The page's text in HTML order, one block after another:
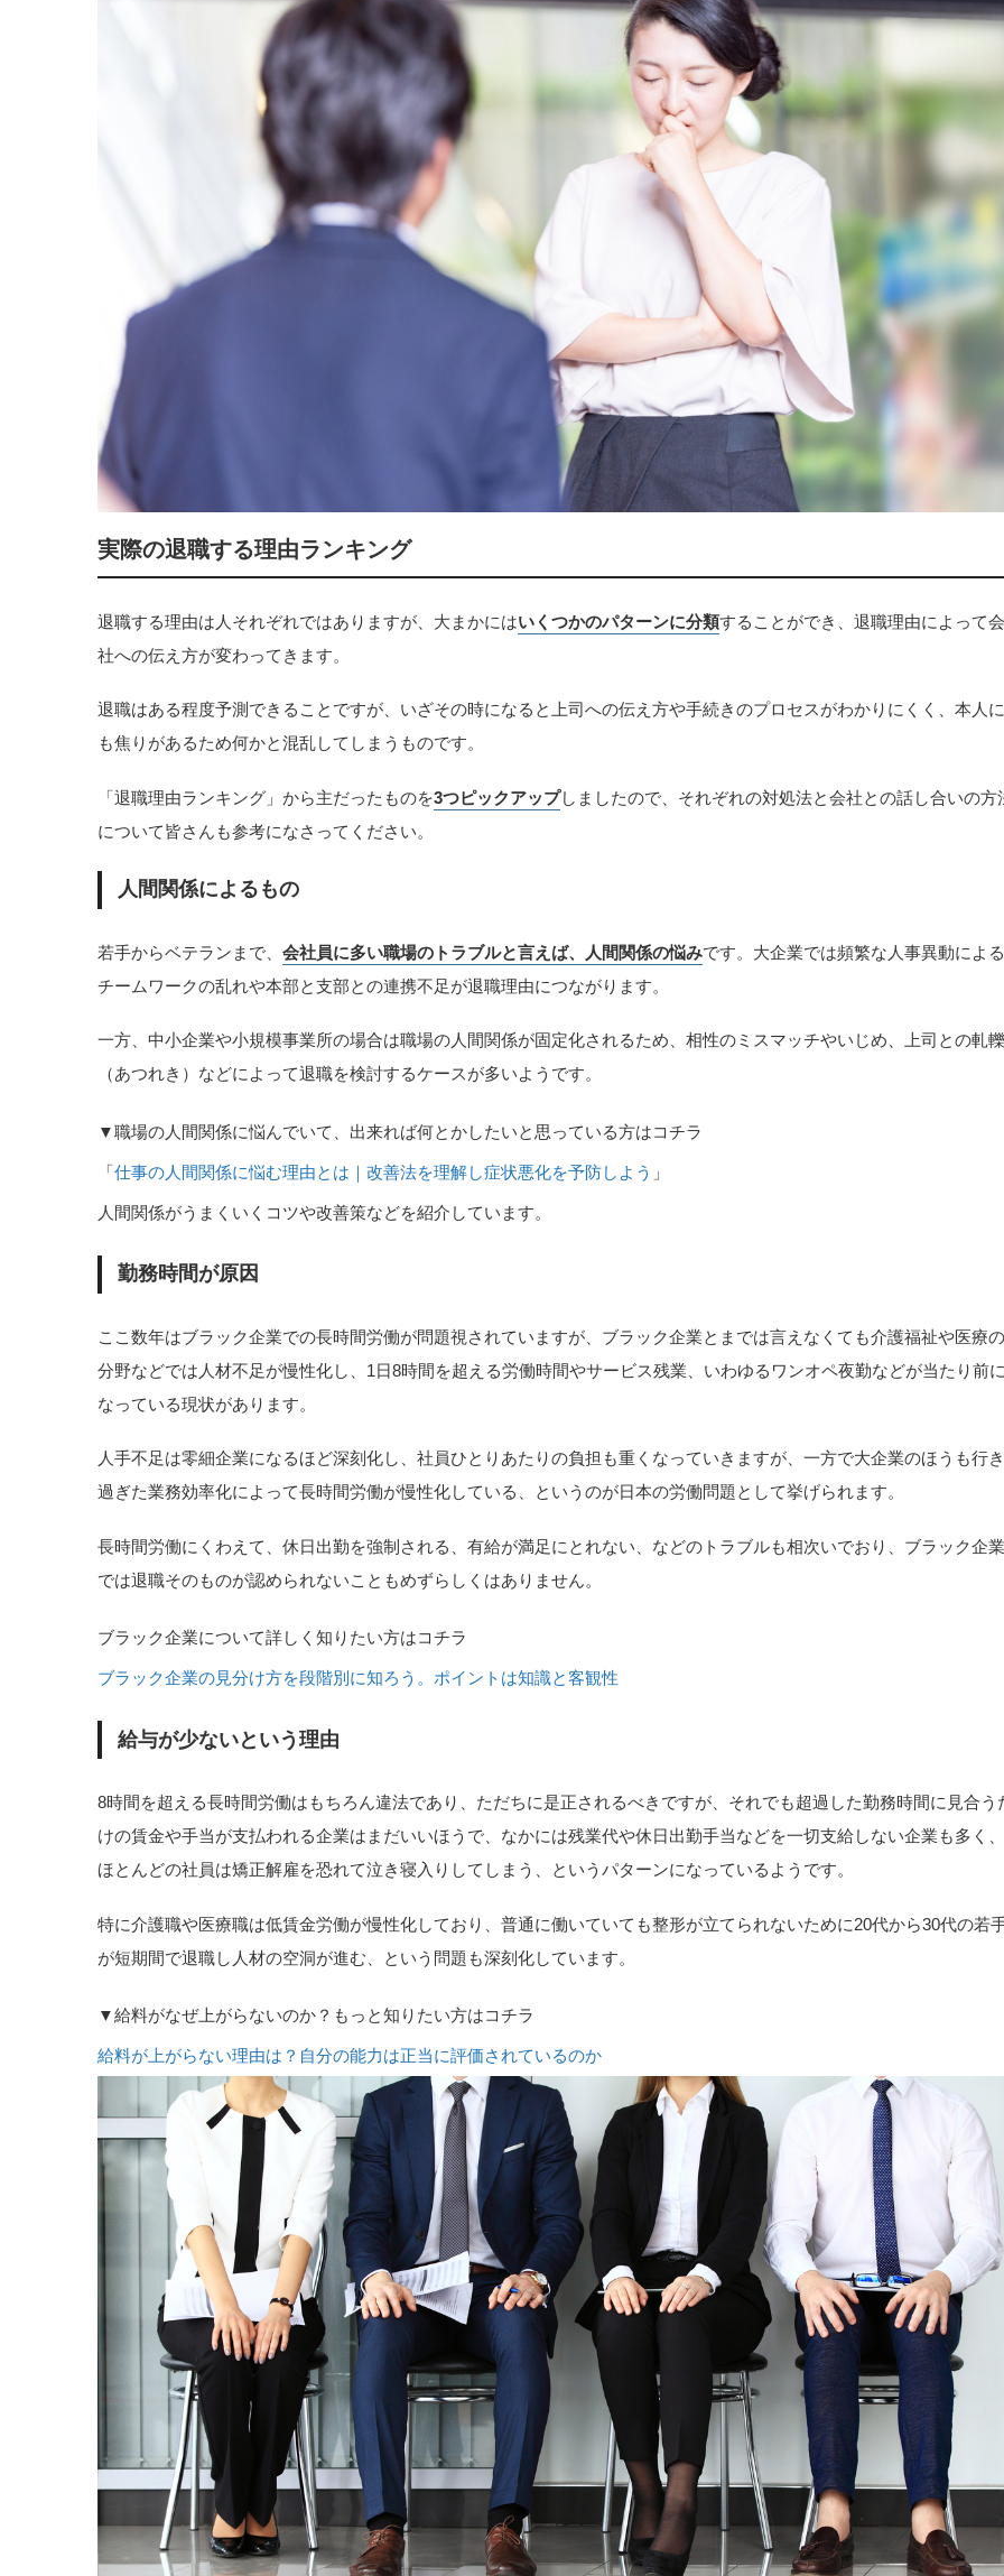
実際の退職する理由ランキング
退職する理由は人それぞれではありますが、大まかにはいくつかのパターンに分類することができ、退職理由によって会
社への伝え方が変わってきます。
退職はある程度予測できることですが、いざその時になると上司への伝え方や手続きのプロセスがわかりにくく、本人に
も焦りがあるため何かと混乱してしまうものです。
「退職理由ランキング」から主だったものを3つピックアップしましたので、それぞれの対処法と会社との話し合いの方
について皆さんも参考になさってください。
人間関係によるもの
若手からベテランまで、 会社員に多い職場のトラブルと言えば、人間関係の悩みです。大企業では頻繁な人事異動による
チームワークの乱れや本部と支部との連携不足が退職理由につながります。
一方、中小企業や小規模事業所の場合は職場の人間関係が固定化されるため、相性のミスマッチやいじめ、上司との軋轢
（あつれき）などによって退職を検討するケースが多いようです。
▼職場の人間関係に悩んでいて、出来れば何とかしたいと思っている方はコチラ
「仕事の人間関係に悩む理由とは｜改善法を理解し症状悪化を予防しよう 」
人間関係がうまくいくコツや改善策などを紹介しています。
勤務時間が原因
ここ数年はブラック企業での長時間労働が問題視されていますが、ブラック企業とまでは言えなくても介護福祉や医療の
分野などでは人材不足が慢性化し、1日8時間を超える労働時間やサービス残業、いわゆるワンオペ夜勤などが当たり前に
なっている現状があります。
人手不足は零細企業になるほど深刻化し、社員ひとりあたりの負担も重くなっていきますが、一方で大企業のほうも行き
過ぎた業務効率化によって長時間労働が慢性化している、というのが日本の労働問題として挙げられます。
長時間労働にくわえて、休日出勤を強制される、有給が満足にとれない、などのトラブルも相次いでおり、ブラック企業
では退職そのものが認められないこともめずらしくはありません。
ブラック企業について詳しく知りたい方はコチラ
ブラック企業の見分け方を段階別に知ろう。ポイントは知識と客観性
給与が少ないという理由
8時間を超える長時間労働はもちろん違法であり、ただちに是正されるべきですが、それでも超過した勤務時間に見合う
けの賃金や手当が支払われる企業はまだいいほうで、なかには残業代や休日出勤手当などを一切支給しない企業も多く、
ほとんどの社員は矯正解雇を恐れて泣き寝入りしてしまう、というパターンになっているようです。
特に介護職や医療職は低賃金労働が慢性化しており、普通に働いていても整形が立てられないために20代から30代の若
が短期間で退職し人材の空洞が進む、という問題も深刻化しています。
▼給料がなぜ上がらないのか？もっと知りたい方はコチラ
給料が上がらない理由は？自分の能力は正当に評価されているのか